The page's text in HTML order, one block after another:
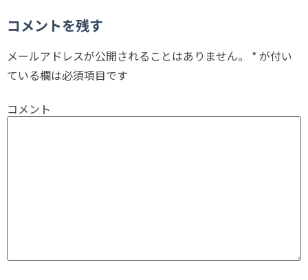
コメントを残す
メールアドレスが公開されることはありません。 *が付い
ている欄は必須項目です
コメント